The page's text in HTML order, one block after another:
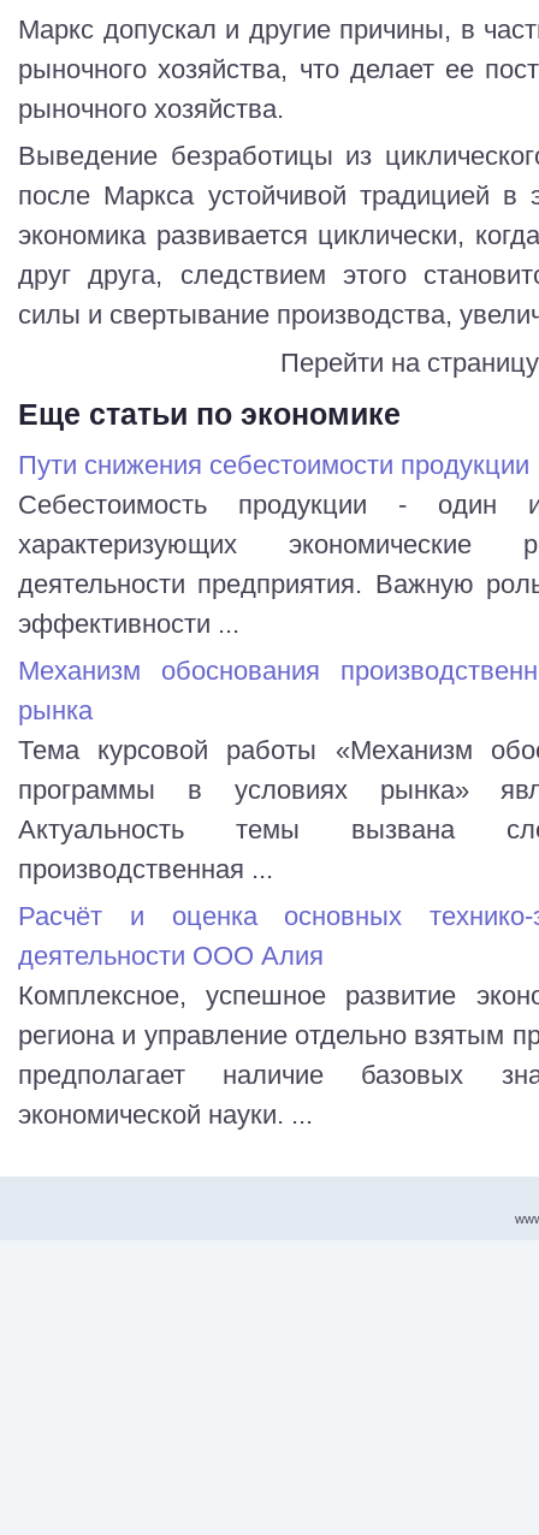
Маркс допускал и другие причины, в
рыночного хозяйства, что делает ее
рыночного хозяйства.
Выведение безработицы из
после Маркса устойчивой традицией в
экономика развивается циклически,
друг друга, следствием этого
силы и свертывание производства,
Перейти на
Еще статьи по экономике
Пути снижения себестоимости продукции
Себестоимость продукции - один
характеризующих экономические
деятельности предприятия. Важную
эффективности ...
Механизм обоснования
рынка
Тема курсовой работы «Механизм
программы в условиях рынка»
Актуальность темы вызвана
производственная ...
Расчёт и оценка основных технико-
деятельности ООО Алия
Комплексное, успешное развитие
региона и управление отдельно взятым
предполагает наличие базовых
экономической науки. ...